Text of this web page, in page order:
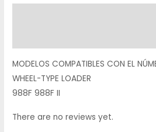
MODELOS COMPATIBLES CON EL
WHEEL-TYPE LOADER
988F 988F II
There are no reviews yet.